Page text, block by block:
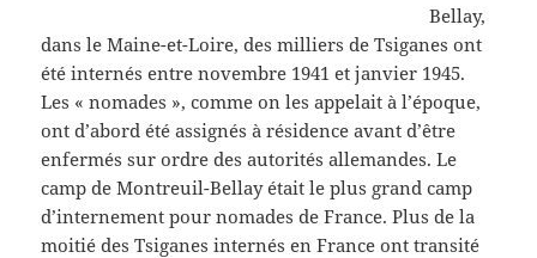
Bellay,
dans le Maine-et-Loire, des milliers de Tsiganes ont
été internés entre novembre 1941 et janvier 1945.
Les « nomades », comme on les appelait à l’époque,
ont d’abord été assignés à résidence avant d’être
enfermés sur ordre des autorités allemandes. Le
camp de Montreuil-Bellay était le plus grand camp
d’internement pour nomades de France. Plus de la
moitié des Tsiganes internés en France ont transité